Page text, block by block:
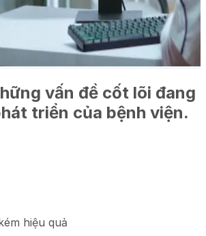
vấn đề cốt lõi đang
triển của bệnh viện.
hiệu quả